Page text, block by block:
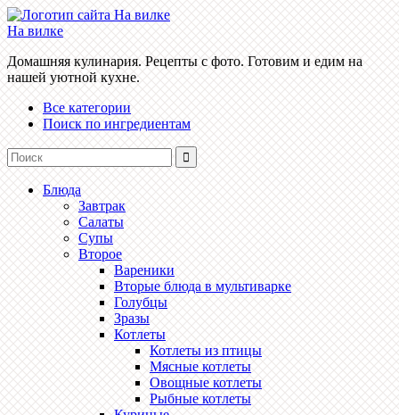
На вилке
Домашняя кулинария. Рецепты с фото. Готовим и едим на
нашей уютной кухне.
Все категории
Поиск по ингредиентам
Блюда
Завтрак
Салаты
Супы
Второе
Вареники
Вторые блюда в мультиварке
Голубцы
Зразы
Котлеты
Котлеты из птицы
Мясные котлеты
Овощные котлеты
Рыбные котлеты